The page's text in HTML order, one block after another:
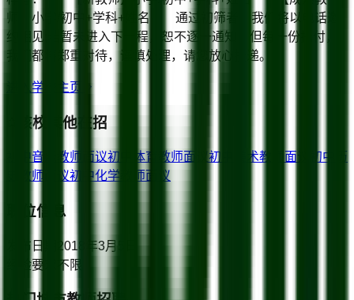
师】小学/初中+学科+姓名 通过初筛者，我们将以电话邀
约相见;若暂未进入下一程，恕不逐一通知，但每一份托付，
我们都将郑重对待，谨慎处理，请您放心投递。
进入学校主页
该校其他在招
初中音乐教师 面议初中体育教师面议 初中美术教师 面议
初中历
史教师
面议初中化学教师面议
职位信息
发布日期
2018年3月5日
经验要求
不限